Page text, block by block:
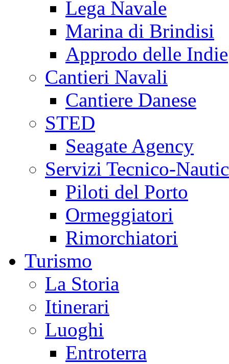
Lega Navale
Marina di Brindisi
Approdo delle Indie
Cantieri Navali
Cantiere Danese
STED
Seagate Agency
Servizi Tecnico-
Piloti del Porto
Ormeggiatori
Rimorchiatori
Turismo
La Storia
Itinerari
Luoghi
Entroterra